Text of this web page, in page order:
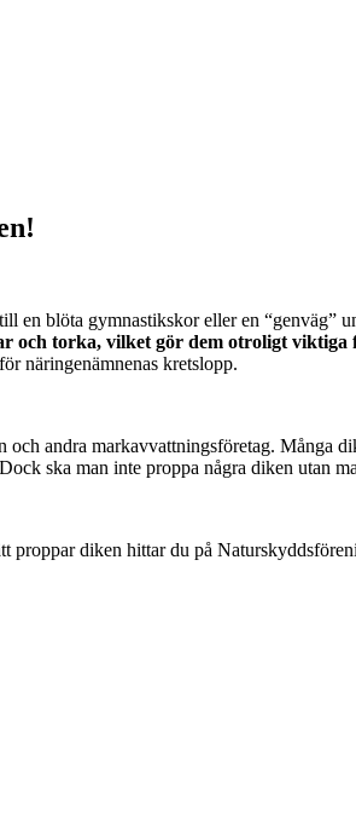
en blöta gymnastikskor eller en “genväg”
torka, vilket gör dem otroligt viktiga
näringenämnenas kretslopp.
andra markavvattningsföretag. Många
ska man inte proppa några diken utan
proppar diken hittar du på